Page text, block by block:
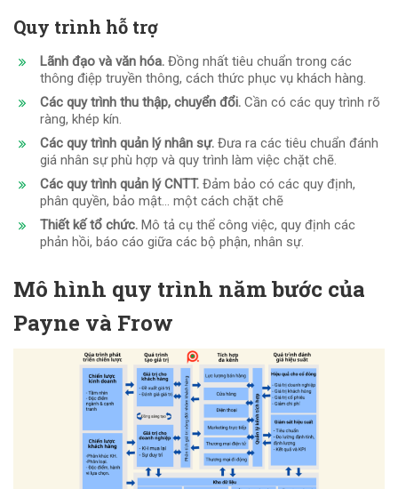
Quy trình hỗ trợ
Lãnh đạo và văn hóa. Đồng nhất tiêu chuẩn trong các
thông điệp truyền thông, cách thức phục vụ khách hàng.
Các quy trình thu thập, chuyển đổi. Cần có các quy trình rõ
ràng, khép kín.
Các quy trình quản lý nhân sự. Đưa ra các tiêu chuẩn đánh
giá nhân sự phù hợp và quy trình làm việc chặt chẽ.
Các quy trình quản lý CNTT. Đảm bảo có các quy định,
phân quyền, bảo mật… một cách chặt chẽ
Thiết kế tổ chức. Mô tả cụ thể công việc, quy định các
phản hồi, báo cáo giữa các bộ phận, nhân sự.
Mô hình quy trình năm bước của
Payne và Frow